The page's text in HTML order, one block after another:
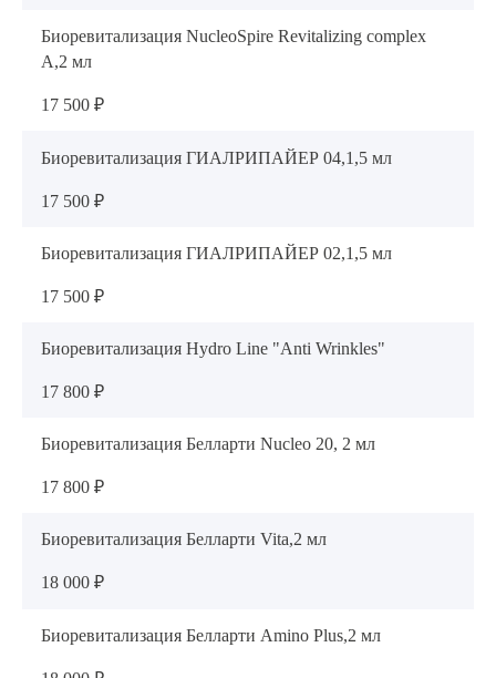
Биоревитализация NucleoSpire Revitalizing complex
A,2 мл
17 500 ₽
Биоревитализация ГИАЛРИПАЙЕР 04,1,5 мл
17 500 ₽
Биоревитализация ГИАЛРИПАЙЕР 02,1,5 мл
17 500 ₽
Биоревитализация Hydro Line "Anti Wrinkles"
17 800 ₽
Биоревитализация Белларти Nucleo 20, 2 мл
17 800 ₽
Биоревитализация Белларти Vita,2 мл
18 000 ₽
Биоревитализация Белларти Amino Plus,2 мл